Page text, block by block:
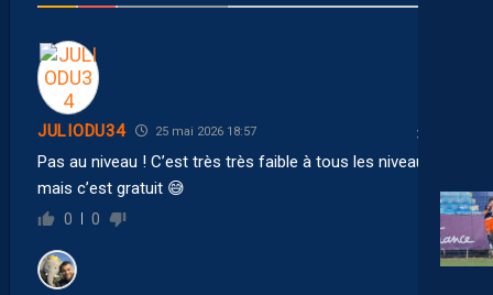
JULIODU34 25 mai 2026 18:57
Pas au niveau ! C’est très très faible à tous les niveaux
mais c’est gratuit 😅
0 0